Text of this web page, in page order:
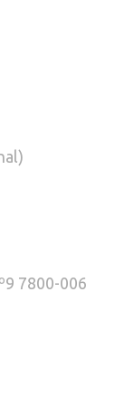
7800-006